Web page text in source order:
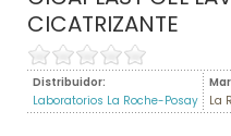
CICATRIZANTE
Distribuidor:
Laboratorios La Roche-Posay
La